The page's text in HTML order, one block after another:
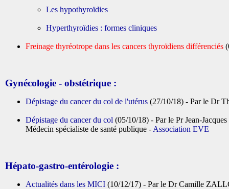
Les hypothyroïdies
Hyperthyroïdies : formes cliniques
Freinage thyréotrope dans les cancers thyroïdiens différenciés
Gynécologie - obstétrique :
Dépistage du cancer du col de l'utérus (27/10/18) - Par le Dr
Dépistage du cancer du col (05/10/18) - Par le Pr Jean-
Médecin spécialiste de santé publique - Association EVE
Hépato-gastro-entérologie :
Actualités dans les MICI (10/12/17) - Par le Dr Camille